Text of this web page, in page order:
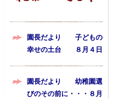
園長だより 子どもの
幸せの土台 ８月４日
園長だより 幼稚園選
びのその前に・・・８月